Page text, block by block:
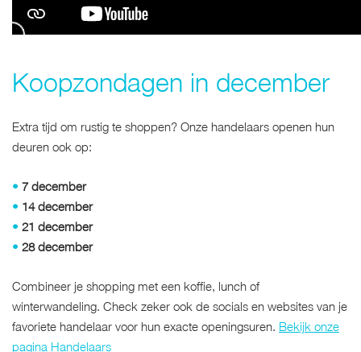
Koopzondagen in december
Extra tijd om rustig te shoppen? Onze handelaars openen hun
deuren ook op:
• 7 december
• 14 december
• 21 december
• 28 december
Combineer je shopping met een koffie, lunch of
winterwandeling. Check zeker ook de socials en websites van je
favoriete handelaar voor hun exacte openingsuren. Bekijk onze
pagina Handelaars